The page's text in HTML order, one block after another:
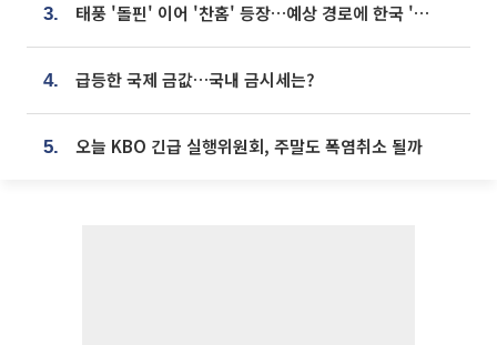
3. 태풍 '돌핀' 이어 '찬홈' 등장…예상 경로에 한국 '한숨'
4. 급등한 국제 금값…국내 금시세는?
5. 오늘 KBO 긴급 실행위원회, 주말도 폭염취소 될까